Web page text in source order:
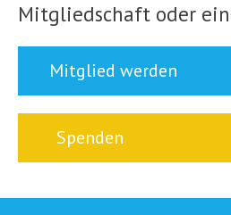
Mitgliedschaft oder
Mitglied werden
Spenden